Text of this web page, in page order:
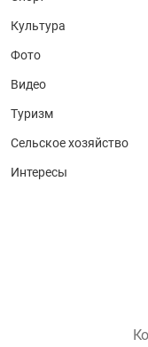
Культура
Фото
Видео
Туризм
Сельское хозяйство
Интересы